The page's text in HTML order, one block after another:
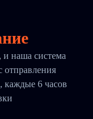
и наша система
отправления
каждые 6 часов